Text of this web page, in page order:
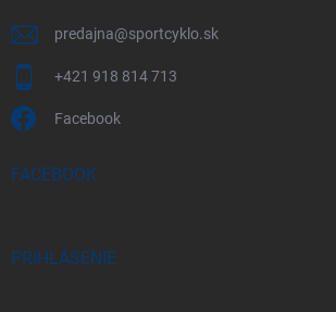
predajna@sportcyklo.sk
+421 918 814 713
Facebook
FACEBOOK
PRIHLÁSENIE